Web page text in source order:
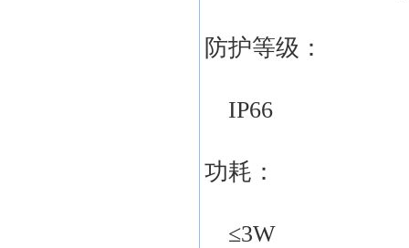
防护等级：
IP66
功耗：
≤3W